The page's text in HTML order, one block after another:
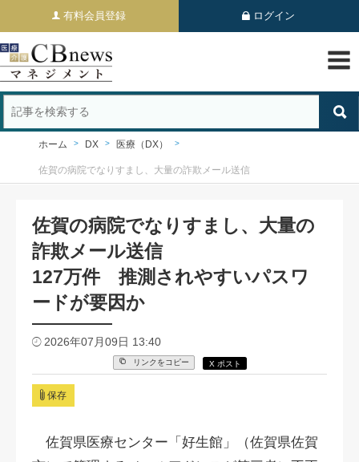
有料会員登録 ログイン
ホーム DX 医療（DX）
佐賀の病院でなりすまし、大量の詐欺メール送信
佐賀の病院でなりすまし、大量の
詐欺メール送信
127万件 推測されやすいパスワ
ードが要因か
2026年07月09日 13:40
リンクをコピー X ポスト
保存
佐賀県医療センター「好生館」（佐賀県佐賀